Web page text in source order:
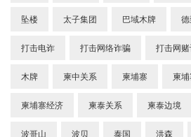
坠楼 太子集团 巴域木牌
打击电诈 打击网络诈骗 打击网
木牌 柬中关系 柬埔寨 柬埔
柬埔寨经济 柬泰关系 柬泰边境
波哥山 波贝 泰国 洪森